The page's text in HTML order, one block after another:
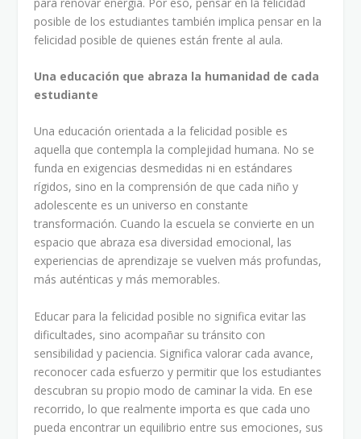
posible de los estudiantes también implica pensar en la
felicidad posible de quienes están frente al aula.
Una educación que abraza la humanidad de cada
estudiante
Una educación orientada a la felicidad posible es
aquella que contempla la complejidad humana. No se
funda en exigencias desmedidas ni en estándares
rígidos, sino en la comprensión de que cada niño y
adolescente es un universo en constante
transformación. Cuando la escuela se convierte en un
espacio que abraza esa diversidad emocional, las
experiencias de aprendizaje se vuelven más profundas,
más auténticas y más memorables.
Educar para la felicidad posible no significa evitar las
dificultades, sino acompañar su tránsito con
sensibilidad y paciencia. Significa valorar cada avance,
reconocer cada esfuerzo y permitir que los estudiantes
descubran su propio modo de caminar la vida. En ese
recorrido, lo que realmente importa es que cada uno
pueda encontrar un equilibrio entre sus emociones, sus